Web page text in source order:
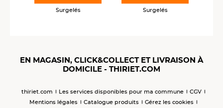
Surgelés Surgelés
EN MAGASIN, CLICK&COLLECT ET LIVRAISON À
DOMICILE - THIRIET.COM
thiriet.com Les services disponibles pour ma commune
CGV
Mentions légales
Catalogue produits
Gérez les cookies